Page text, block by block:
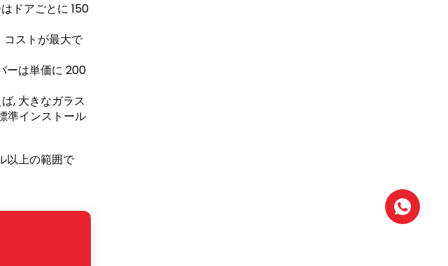
ドアごとに 150
コストが最大で
ーは単価に 200
, 大きなガラス
準インストール
以上の範囲で